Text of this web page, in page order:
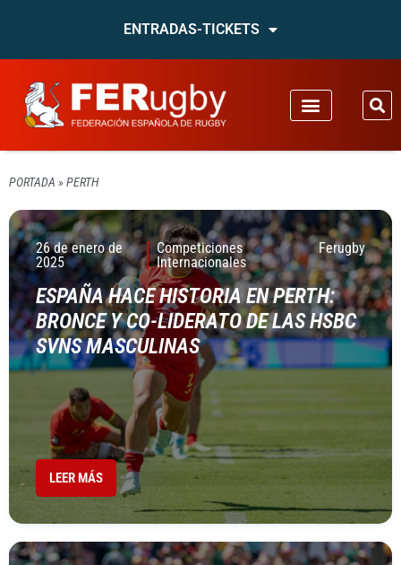
ENTRADAS-TICKETS
PORTADA » PERTH
26 de enero de
2025
Competiciones
Internacionales
Ferugby
ESPAÑA HACE HISTORIA EN PERTH:
BRONCE Y CO-LIDERATO DE LAS HSBC
SVNS MASCULINAS
LEER MÁS